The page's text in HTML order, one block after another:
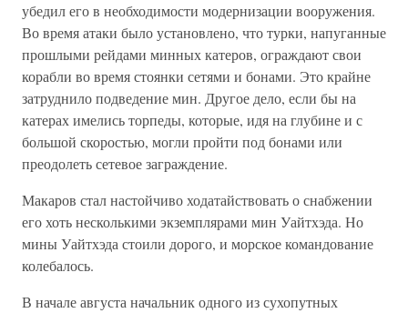
убедил его в необходимости модернизации вооружения.
Во время атаки было установлено, что турки, напуганные
прошлыми рейдами минных катеров, ограждают свои
корабли во время стоянки сетями и бонами. Это крайне
затруднило подведение мин. Другое дело, если бы на
катерах имелись торпеды, которые, идя на глубине и с
большой скоростью, могли пройти под бонами или
преодолеть сетевое заграждение.
Макаров стал настойчиво ходатайствовать о снабжении
его хоть несколькими экземплярами мин Уайтхэда. Но
мины Уайтхэда стоили дорого, и морское командование
колебалось.
В начале августа начальник одного из сухопутных